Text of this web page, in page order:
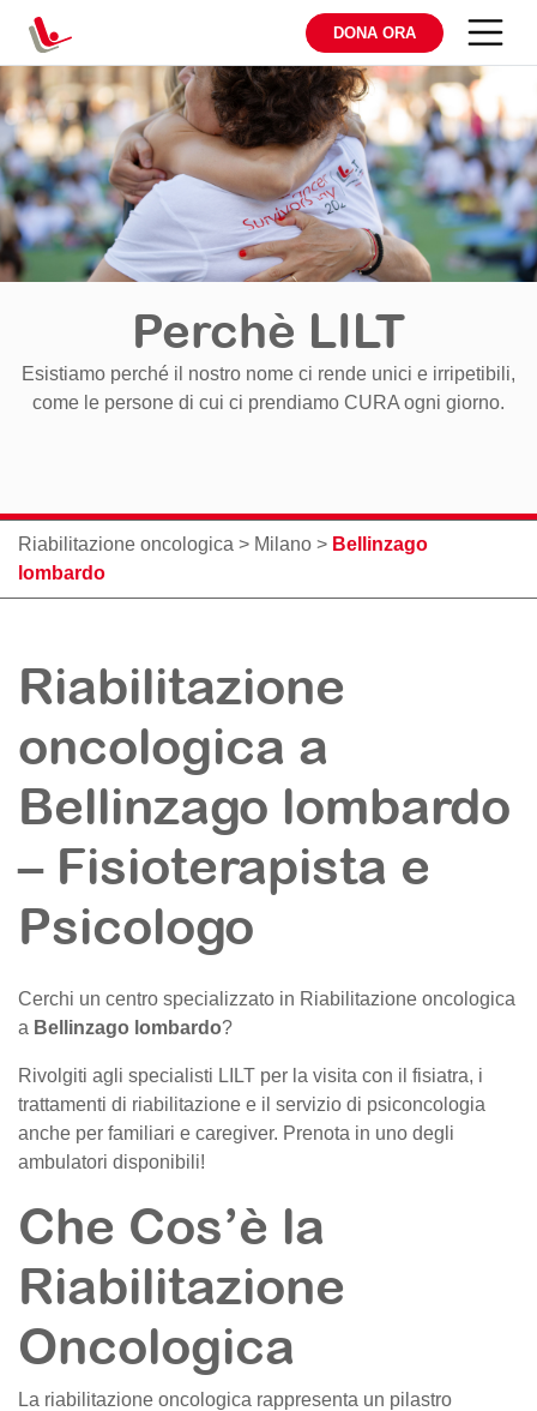
DONA ORA
Perchè LILT
Esistiamo perché il nostro nome ci rende unici e irripetibili,
come le persone di cui ci prendiamo CURA ogni giorno.
Riabilitazione oncologica > Milano > Bellinzago
lombardo
Riabilitazione
oncologica a
Bellinzago lombardo
– Fisioterapista e
Psicologo
Cerchi un centro specializzato in Riabilitazione oncologica
a Bellinzago lombardo?
Rivolgiti agli specialisti LILT per la visita con il fisiatra, i
trattamenti di riabilitazione e il servizio di psiconcologia
anche per familiari e caregiver. Prenota in uno degli
ambulatori disponibili!
Che Cos’è la
Riabilitazione
Oncologica
La riabilitazione oncologica rappresenta un pilastro